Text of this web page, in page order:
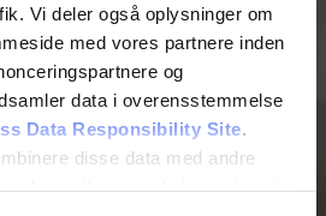
Vi deler også oplysninger om
med vores partnere inden
og
data i overensstemmelse
Data Responsibility Site
disse data med andre